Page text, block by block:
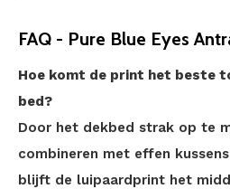
FAQ - Pure Blue Eyes
Hoe komt de print het beste
bed?
Door het dekbed strak op te
combineren met effen
blijft de luipaardprint het